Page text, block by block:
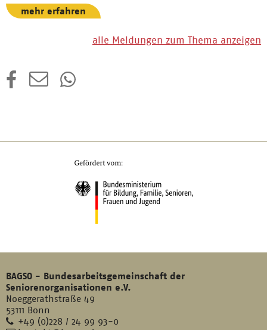
mehr erfahren
alle Meldungen zum Thema anzeigen
BAGSO - Bundesarbeitsgemeinschaft der
Seniorenorganisationen e.V.
Noeggerathstraße 49
53111 Bonn
Telefon
+49 (0)228 / 24 99 93-0